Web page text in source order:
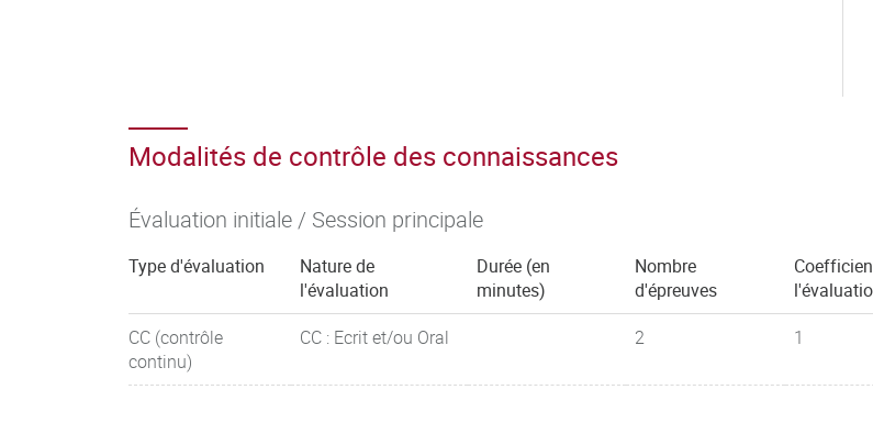
Modalités de contrôle des connaissances
Évaluation initiale / Session principale
Type d'évaluation
Nature de
l'évaluation
Durée (en
minutes)
Nombre
d'épreuves
CC (contrôle
continu)
CC : Ecrit et/ou Oral 2 1